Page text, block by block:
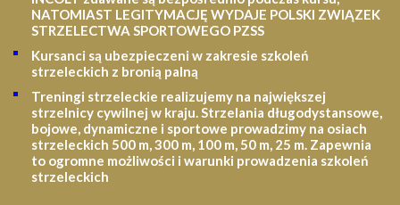
NATOMIAST LEGITYMACJĘ WYDAJE POLSKI ZWIĄZEK
STRZELECTWA SPORTOWEGO PZSS
Kursanci są ubezpieczeni w zakresie szkoleń
strzeleckich z bronią palną
Treningi strzeleckie realizujemy na największej
strzelnicy cywilnej w kraju. Strzelania długodystansowe,
bojowe, dynamiczne i sportowe prowadzimy na osiach
strzeleckich 500 m, 300 m, 100 m, 50 m, 25 m. Zapewnia
to ogromne możliwości i warunki prowadzenia szkoleń
strzeleckich